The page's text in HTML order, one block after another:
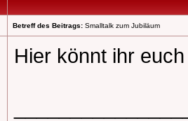
Betreff des Beitrags: Smalltalk zum Jubiläum
Hier könnt ihr